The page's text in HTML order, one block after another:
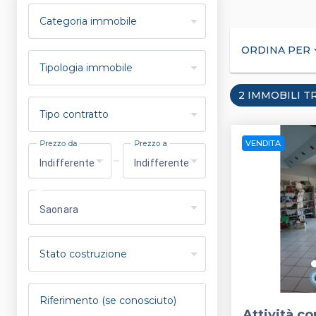
Categoria immobile
Tipologia immobile
Tipo contratto
Indifferente
Prezzo da
Indifferente
Prezzo a
Saonara
Stato costruzione
Riferimento (se conosciuto)
ORDINA PER
2 IMMOBILI
VENDITA